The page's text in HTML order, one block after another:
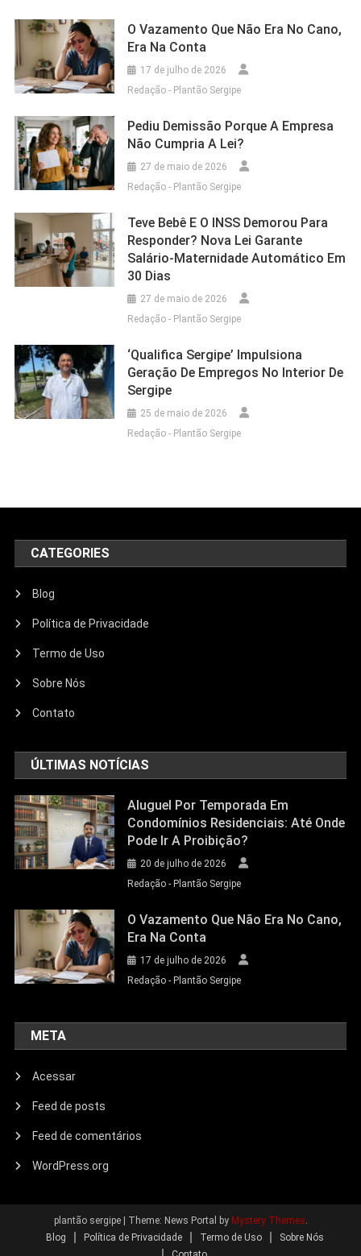
O Vazamento Que Não Era No Cano,
Era Na Conta
17 de julho de 2026
Redação - Plantão Sergipe
Pediu Demissão Porque A Empresa
Não Cumpria A Lei?
27 de maio de 2026
Redação - Plantão Sergipe
Teve Bebê E O INSS Demorou Para
Responder? Nova Lei Garante
Salário-Maternidade Automático Em
30 Dias
27 de maio de 2026
Redação - Plantão Sergipe
‘Qualifica Sergipe’ Impulsiona
Geração De Empregos No Interior De
Sergipe
25 de maio de 2026
Redação - Plantão Sergipe
CATEGORIES
Blog
Política de Privacidade
Termo de Uso
Sobre Nós
Contato
ÚLTIMAS NOTÍCIAS
Aluguel Por Temporada Em
Condomínios Residenciais: Até Onde
Pode Ir A Proibição?
20 de julho de 2026
Redação - Plantão Sergipe
O Vazamento Que Não Era No Cano,
Era Na Conta
17 de julho de 2026
Redação - Plantão Sergipe
META
Acessar
Feed de posts
Feed de comentários
WordPress.org
plantão sergipe | Theme: News Portal by Mystery Themes
Blog
Política de Privacidade Termo de Uso
Sobre Nós